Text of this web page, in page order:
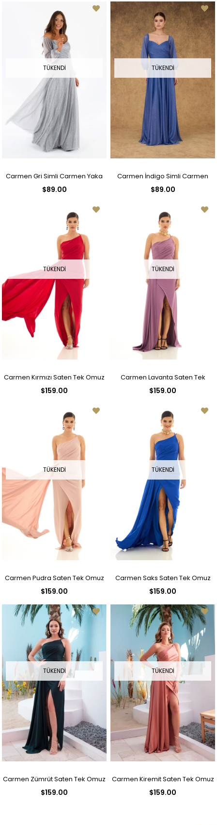
TÜKENDI
Carmen Gri Simli Carmen Yaka
$89.00
TÜKENDI
Carmen İndigo Simli Carmen
$89.00
TÜKENDI
Carmen Kırmızı Saten Tek Omuz
$159.00
TÜKENDI
Carmen Lavanta Saten Tek
$159.00
TÜKENDI
Carmen Pudra Saten Tek Omuz
$159.00
TÜKENDI
Carmen Saks Saten Tek Omuz
$159.00
TÜKENDI
Carmen Zümrüt Saten Tek Omuz
$159.00
TÜKENDI
Carmen Kiremit Saten Tek Omuz
$159.00